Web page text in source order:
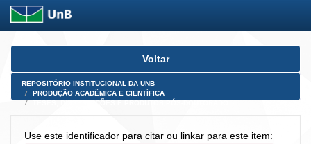
Skip
Voltar
REPOSITÓRIO INSTITUCIONAL DA UNB
PRODUÇÃO ACADÊMICA E CIENTÍFICA
Use este identificador para citar ou linkar para este item: